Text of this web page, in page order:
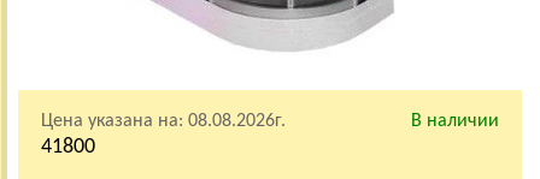
Цена указана на: 08.08.2026г. В наличии
41800